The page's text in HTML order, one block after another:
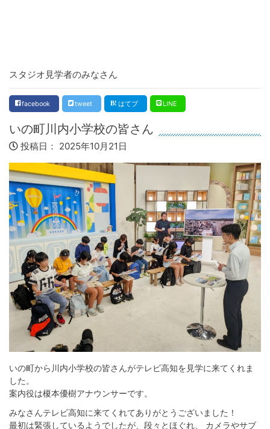
スタジオ見学者のみなさん
facebook tweet はてブ LINE
いの町川内小学校の皆さん
投稿日： 2025年10月21日
いの町から川内小学校の皆さんがテレビ高知を見学に来てくれま
した。
案内役は榎本優樹アナウンサーです。
みなさんテレビ高知に来てくれてありがとうございました！
最初は緊張しているようでしたが、段々とほぐれ、 カメラやサブ